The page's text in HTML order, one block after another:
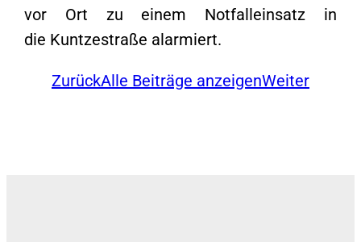
vor Ort zu einem Notfalleinsatz in
die Kuntzestraße alarmiert.
ZurückAlle Beiträge anzeigenWeiter